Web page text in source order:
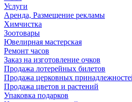
Услуги
Аренда, Размещение рекламы
Химчистка
Зоотовары
Ювелирная мастерская
Ремонт часов
Заказ на изготовление очков
Продажа лотерейных билетов
Продажа церковных
Продажа цветов и растений
Упаковка подарков